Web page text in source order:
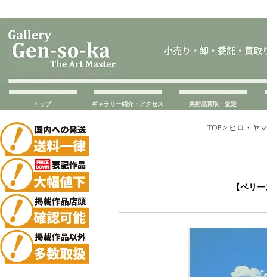
トップ ギャラリー紹介・アクセス 美術品買取・査定
TOP > ヒロ・ヤ
【ベリ